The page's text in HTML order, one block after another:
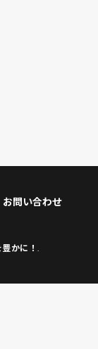
お問い合わせ
かに！ .